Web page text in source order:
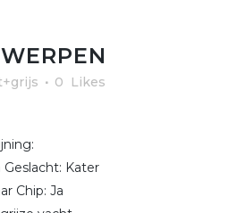
0
Likes
Kater
Chip: Ja